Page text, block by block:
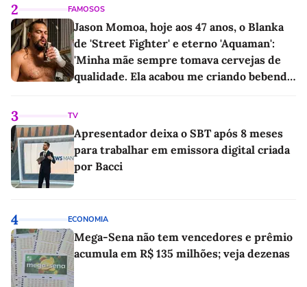
2 FAMOSOS
Jason Momoa, hoje aos 47 anos, o Blanka
de 'Street Fighter' e eterno 'Aquaman':
'Minha mãe sempre tomava cervejas de
qualidade. Ela acabou me criando bebendo
3 TV
Apresentador deixa o SBT após 8 meses
para trabalhar em emissora digital criada
por Bacci
4 ECONOMIA
Mega-Sena não tem vencedores e prêmio
acumula em R$ 135 milhões; veja dezenas